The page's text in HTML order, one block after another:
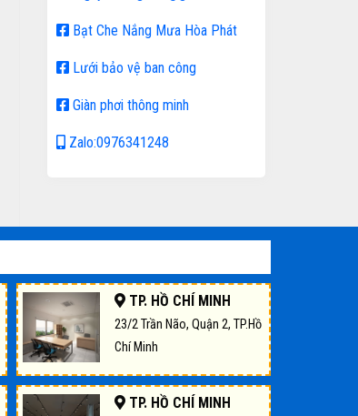
Bạt Che Nắng Mưa Hòa Phát
Lưới bảo vệ ban công
Giàn phơi thông minh
Zalo:0976341248
TP. HỒ CHÍ MINH
23/2 Trần Não, Quận 2, TP.Hồ
Chí Minh
TP. HỒ CHÍ MINH